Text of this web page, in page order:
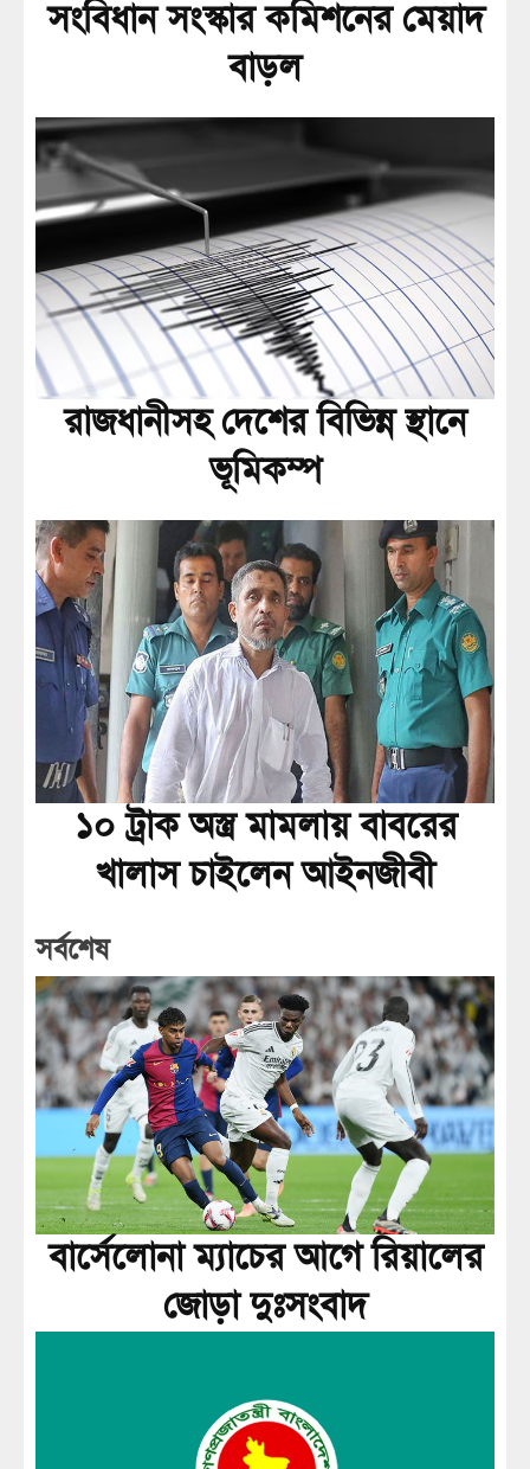
সংবিধান সংস্কার কমিশনের মেয়াদ
বাড়ল
রাজধানীসহ দেশের বিভিন্ন স্থানে
ভূমিকম্প
১০ ট্রাক অস্ত্র মামলায় বাবরের
খালাস চাইলেন আইনজীবী
সর্বশেষ
বার্সেলোনা ম্যাচের আগে রিয়ালের
জোড়া দুঃসংবাদ